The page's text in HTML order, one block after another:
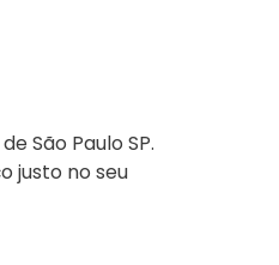
São Paulo SP.
justo no seu